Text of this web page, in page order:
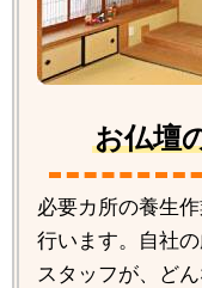
お仏壇
必要カ所の養生
行います。自社
スタッフが、ど